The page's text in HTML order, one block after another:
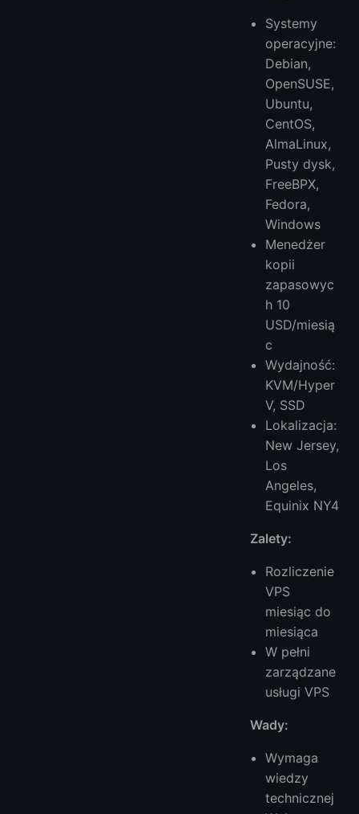
Systemy
operacyjne:
Debian,
OpenSUSE,
Ubuntu,
CentOS,
AlmaLinux,
Pusty dysk,
FreeBPX,
Fedora,
Windows
Menedżer
kopii
zapasowyc
h 10
USD/miesią
c
Wydajność:
KVM/Hyper
V, SSD
Lokalizacja:
New Jersey,
Los
Angeles,
Equinix NY4
Zalety:
Rozliczenie
VPS
miesiąc do
miesiąca
W pełni
zarządzane
usługi VPS
Wady:
Wymaga
wiedzy
technicznej